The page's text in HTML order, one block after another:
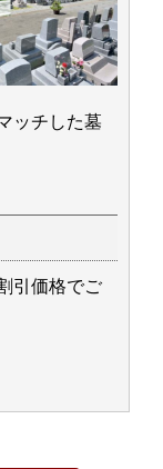
ッチした墓
引価格でご